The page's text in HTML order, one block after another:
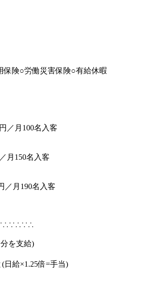
保険○労働災害保険○有給休暇
／月100名入客
月150名入客
／月190名入客
を支給)
日給×1.25倍=手当)